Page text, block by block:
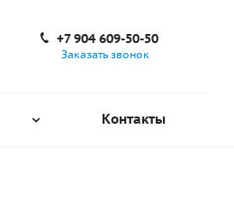
+7 904 609-50-50
Заказать звонок
Контакты